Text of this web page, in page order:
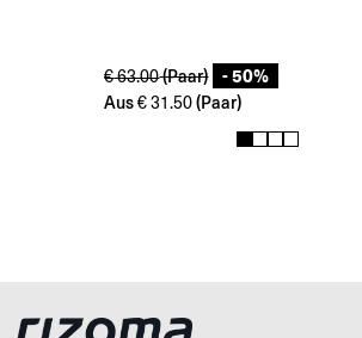
€63.00(Paar) - 50%
Aus €31.50 (Paar)
1 2 3 4